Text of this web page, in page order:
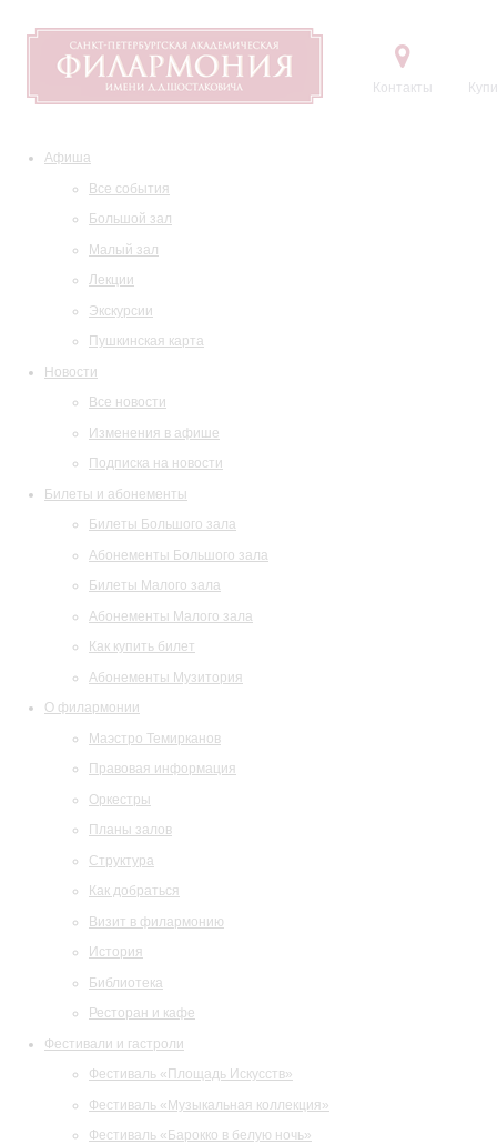
Контакты
Афиша
Все события
Большой зал
Малый зал
Лекции
Экскурсии
Пушкинская карта
Новости
Все новости
Изменения в афише
Подписка на новости
Билеты и абонементы
Билеты Большого зала
Абонементы Большого зала
Билеты Малого зала
Абонементы Малого зала
Как купить билет
Абонементы Музитория
О филармонии
Маэстро Темирканов
Правовая информация
Оркестры
Планы залов
Структура
Как добраться
Визит в филармонию
История
Библиотека
Ресторан и кафе
Фестивали и гастроли
Фестиваль «Площадь Искусств»
Фестиваль «Музыкальная коллекция»
Фестиваль «Барокко в белую ночь»